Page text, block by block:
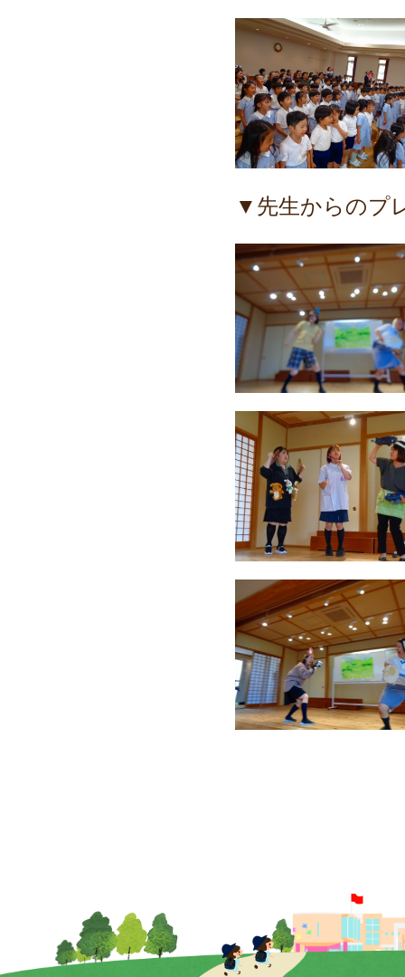
▼先生からのプ